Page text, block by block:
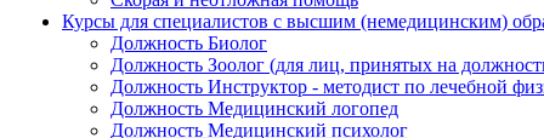
Курсы для специалистов с высшим (немедицинским)
Должность Биолог
Должность Зоолог (для лиц, принятых на
Должность Инструктор - методист по лечебной
Должность Медицинский логопед
Должность Медицинский психолог